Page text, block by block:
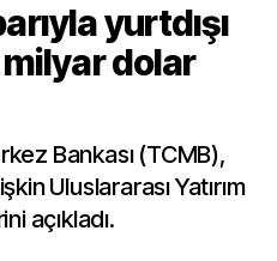
yurtdışı
milyar dolar
Bankası (TCMB),
Uluslararası Yatırım
açıkladı.